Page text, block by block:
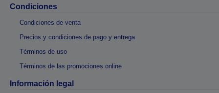
Condiciones
Condiciones de venta
Precios y condiciones de pago y entrega
Términos de uso
Términos de las promociones online
Información legal